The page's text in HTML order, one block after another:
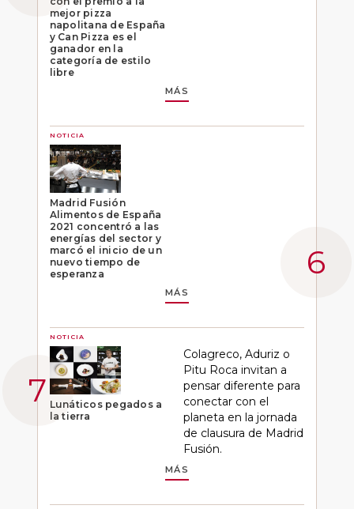
mejor pizza
napolitana de España
y Can Pizza es el
ganador en la
categoría de estilo
libre
MÁS
NOTICIA
Madrid Fusión
Alimentos de España
2021 concentró a las
energías del sector y
marcó el inicio de un
nuevo tiempo de
esperanza
MÁS
NOTICIA
Lunáticos pegados a
la tierra
Colagreco, Aduriz o
Pitu Roca invitan a
pensar diferente para
conectar con el
planeta en la jornada
de clausura de Madrid
Fusión.
MÁS